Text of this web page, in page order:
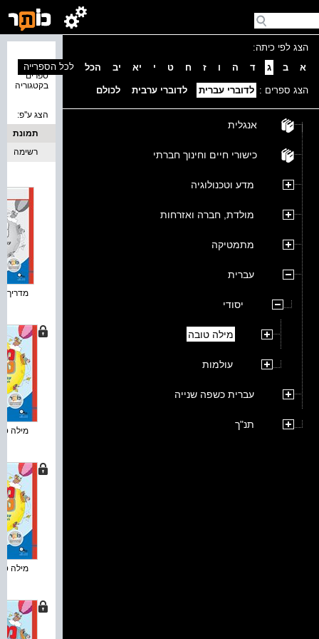
הצג לפי כיתה:
א
ב ג ד ה ו ז ח ט י יא יב הכל
הצג ספרים : לדוברי עברית לדוברי ערבית לכולם
אנגלית
כישורי חיים וחינוך חברתי
מדע וטכנולוגיה
מולדת, חברה ואזרחות
מתמטיקה
עברית
יסודי
מילה טובה
עולמות
עברית כשפה שנייה
תנ"ך
ספרים
בקטגוריה
לכל הספרייה
הצג ע''פ:
תמונת
כריכה
רשימה
מדריך
מילה
מילה